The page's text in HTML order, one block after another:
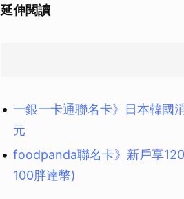
延伸閱讀
一銀一卡通聯名卡》日本韓國
元
foodpanda聯名卡》新戶享
100胖達幣)